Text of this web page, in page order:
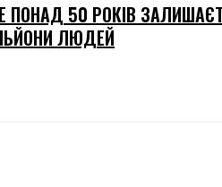
ПОНАД 50 РОКІВ
ЛЮДЕЙ